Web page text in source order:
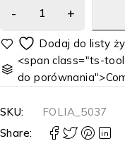
<span class="ts-
do
SKU:
FOLIA_5037
Share: